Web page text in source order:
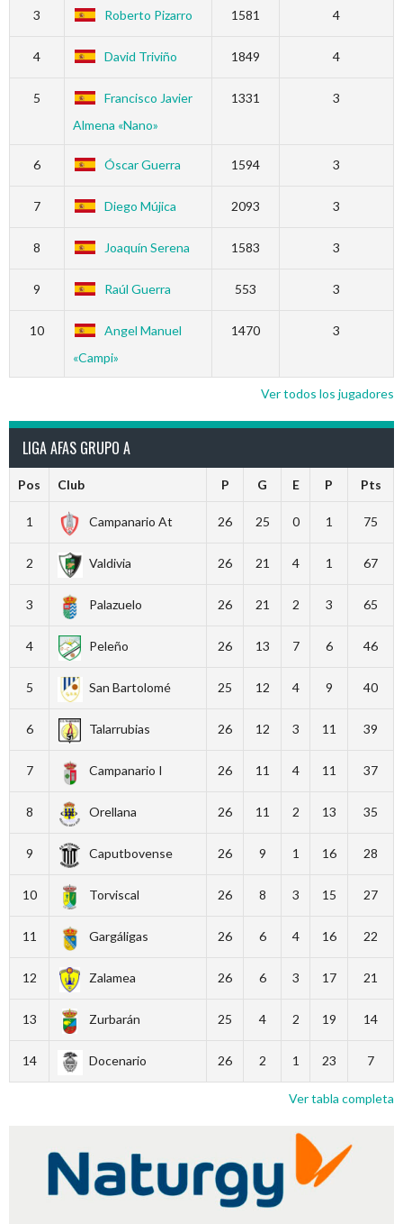
3 Roberto Pizarro 1581 4
4 David Triviño 1849 4
5
Francisco Javier
Almena «Nano»
1331 3
6 Óscar Guerra 1594 3
7 Diego Mújica 2093 3
8 Joaquín Serena 1583 3
9 Raúl Guerra 553 3
10
Angel Manuel
«Campi»
1470 3
Ver todos los jugadores
LIGA AFAS GRUPO A
Pos Club P G E P Pts
1 Campanario At 26 25 0 1 75
2 Valdivia 26 21 4 1 67
3 Palazuelo 26 21 2 3 65
4 Peleño 26 13 7 6 46
5 San Bartolomé 25 12 4 9 40
6 Talarrubias 26 12 3 11 39
7 Campanario I 26 11 4 11 37
8 Orellana 26 11 2 13 35
9 Caputbovense 26 9 1 16 28
10 Torviscal 26 8 3 15 27
11 Gargáligas 26 6 4 16 22
12 Zalamea 26 6 3 17 21
13 Zurbarán 25 4 2 19 14
14 Docenario 26 2 1 23 7
Ver tabla completa